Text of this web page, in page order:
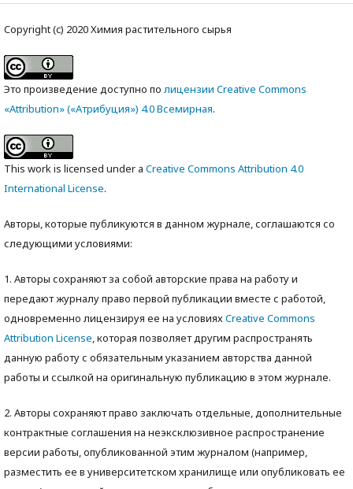
Copyright (c) 2020 Химия растительного сырья
Это произведение доступно по лицензии Creative Commons
«Attribution» («Атрибуция») 4.0 Всемирная.
This work is licensed under a Creative Commons Attribution 4.0
International License.
Авторы, которые публикуются в данном журнале, соглашаются со
следующими условиями:
1. Авторы сохраняют за собой авторские права на работу и
передают журналу право первой публикации вместе с работой,
одновременно лицензируя ее на условияхCreative Commons
Attribution License, которая позволяет другим распространять
данную работу с обязательным указанием авторства данной
работы и ссылкой на оригинальную публикацию в этом журнале.
2. Авторы сохраняют право заключать отдельные, дополнительные
контрактные соглашения на неэксклюзивное распространение
версии работы, опубликованной этим журналом (например,
разместить ее в университетском хранилище или опубликовать ее